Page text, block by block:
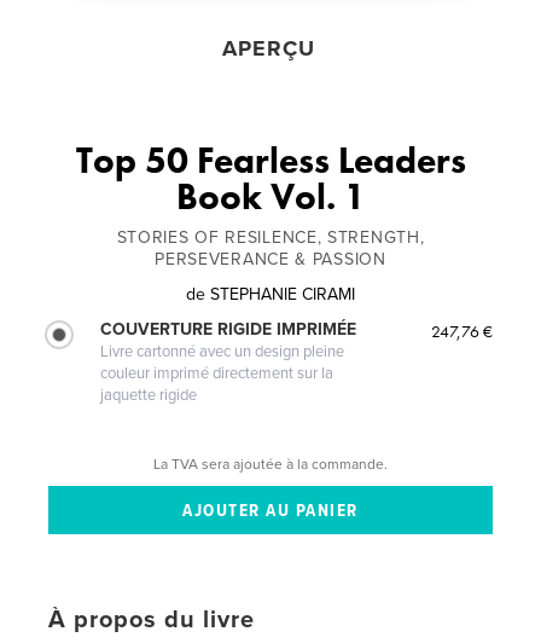
APERÇU
Top 50 Fearless Leaders
Book Vol. 1
STORIES OF RESILENCE, STRENGTH,
PERSEVERANCE & PASSION
de STEPHANIE CIRAMI
COUVERTURE RIGIDE IMPRIMÉE
Livre cartonné avec un design pleine
couleur imprimé directement sur la
jaquette rigide
247,76 €
La TVA sera ajoutée à la commande.
À propos du livre